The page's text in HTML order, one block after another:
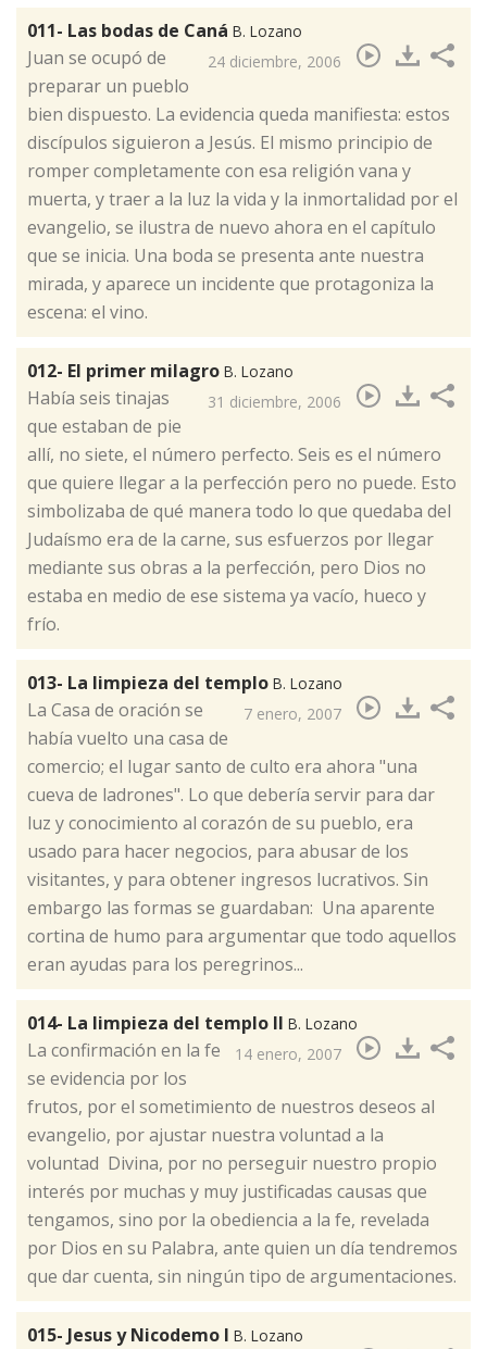
011- Las bodas de Caná B. Lozano
24 diciembre, 2006
​Juan se ocupó de
preparar un pueblo
bien dispuesto. La evidencia queda manifiesta: estos
discípulos siguieron a Jesús. El mismo principio de
romper completamente con esa religión vana y
muerta, y traer a la luz la vida y la inmortalidad por el
evangelio, se ilustra de nuevo ahora en el capítulo
que se inicia. Una boda se presenta ante nuestra
mirada, y aparece un incidente que protagoniza la
escena: el vino.
012- El primer milagro B. Lozano
31 diciembre, 2006
​Había seis tinajas
que estaban de pie
allí, no siete, el número perfecto. Seis es el número
que quiere llegar a la perfección pero no puede. Esto
simbolizaba de qué manera todo lo que quedaba del
Judaísmo era de la carne, sus esfuerzos por llegar
mediante sus obras a la perfección, pero Dios no
estaba en medio de ese sistema ya vacío, hueco y
frío.
013- La limpieza del templo B. Lozano
7 enero, 2007
​La Casa de oración se
había vuelto una casa de
comercio; el lugar santo de culto era ahora "una
cueva de ladrones". Lo que debería servir para dar
luz y conocimiento al corazón de su pueblo, era
usado para hacer negocios, para abusar de los
visitantes, y para obtener ingresos lucrativos. Sin
embargo las formas se guardaban: Una aparente
cortina de humo para argumentar que todo aquellos
eran ayudas para los peregrinos...
014- La limpieza del templo II B. Lozano
14 enero, 2007
​La confirmación en la fe
se evidencia por los
frutos, por el sometimiento de nuestros deseos al
evangelio, por ajustar nuestra voluntad a la
voluntad Divina, por no perseguir nuestro propio
interés por muchas y muy justificadas causas que
tengamos, sino por la obediencia a la fe, revelada
por Dios en su Palabra, ante quien un día tendremos
que dar cuenta, sin ningún tipo de argumentaciones.
015- Jesus y Nicodemo I B. Lozano